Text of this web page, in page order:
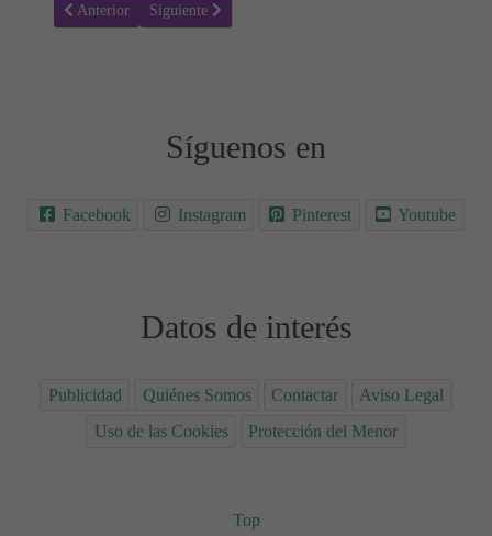
Artículo anterior: Yoga, Beneficios Mentales y Físicos
Anterior Artículo siguiente: 18 puntos utilizados para
Siguiente
Síguenos en
Facebook Instagram Pinterest Youtube
Datos de interés
Publicidad Quiénes Somos Contactar
Aviso Legal
Uso de las Cookies
Protección del Menor
Top